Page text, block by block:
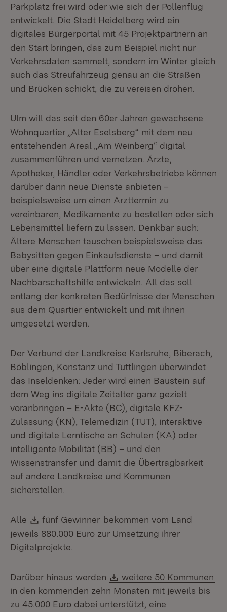
Parkplatz frei wird oder wie sich der Pollenflug
entwickelt. Die Stadt Heidelberg wird ein
digitales Bürgerportal mit 45 Projektpartnern an
den Start bringen, das zum Beispiel nicht nur
Verkehrsdaten sammelt, sondern im Winter gleich
auch das Streufahrzeug genau an die Straßen
und Brücken schickt, die zu vereisen drohen.
Ulm will das seit den 60er Jahren gewachsene
Wohnquartier „Alter Eselsberg“ mit dem neu
entstehenden Areal „Am Weinberg“ digital
zusammenführen und vernetzen. Ärzte,
Apotheker, Händler oder Verkehrsbetriebe können
darüber dann neue Dienste anbieten –
beispielsweise um einen Arzttermin zu
vereinbaren, Medikamente zu bestellen oder sich
Lebensmittel liefern zu lassen. Denkbar auch:
Ältere Menschen tauschen beispielsweise das
Babysitten gegen Einkaufsdienste – und damit
über eine digitale Plattform neue Modelle der
Nachbarschaftshilfe entwickeln. All das soll
entlang der konkreten Bedürfnisse der Menschen
aus dem Quartier entwickelt und mit ihnen
umgesetzt werden.
Der Verbund der Landkreise Karlsruhe, Biberach,
Böblingen, Konstanz und Tuttlingen überwindet
das Inseldenken: Jeder wird einen Baustein auf
dem Weg ins digitale Zeitalter ganz gezielt
voranbringen – E-Akte (BC), digitale KFZ-
Zulassung (KN), Telemedizin (TUT), interaktive
und digitale Lerntische an Schulen (KA) oder
intelligente Mobilität (BB) – und den
Wissenstransfer und damit die Übertragbarkeit
auf andere Landkreise und Kommunen
sicherstellen.
Alle Download:
fünf Gewinner bekommen vom Land
jeweils 880.000 Euro zur Umsetzung ihrer
Digitalprojekte.
Darüber hinaus werden Download:
weitere 50 Kommunen
in den kommenden zehn Monaten mit jeweils bis
zu 45.000 Euro dabei unterstützt, eine